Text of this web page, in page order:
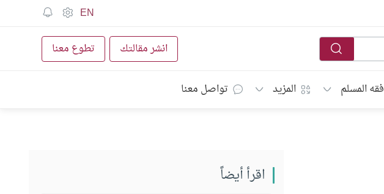
EN
انشر مقالتك تطوع معنا
فقه المسلم المزيد تواصل معنا
اقرأ أيضاً